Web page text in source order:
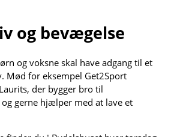
og bevægelse
og voksne skal have adgang til et
Mød for eksempel Get2Sport
der bygger bro til
gerne hjælper med at lave et